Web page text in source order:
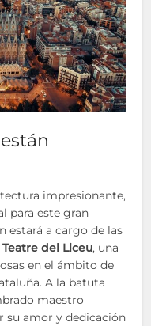
impresionante,
para este gran
estará a cargo de las
Teatre del Liceu, una
en el ámbito de
A la batuta
maestro
su amor y dedicación